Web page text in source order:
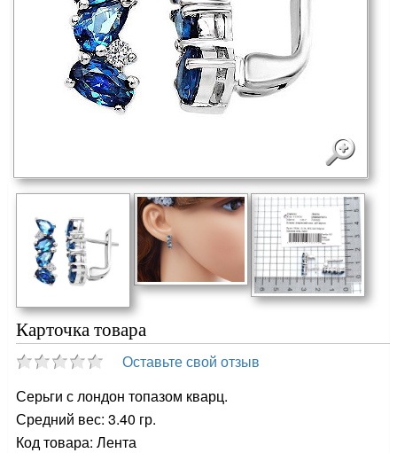
Карточка товара
Оставьте свой отзыв
Серьги с лондон топазом кварц.
Средний вес: 3.40 гр.
Код товара: Лента